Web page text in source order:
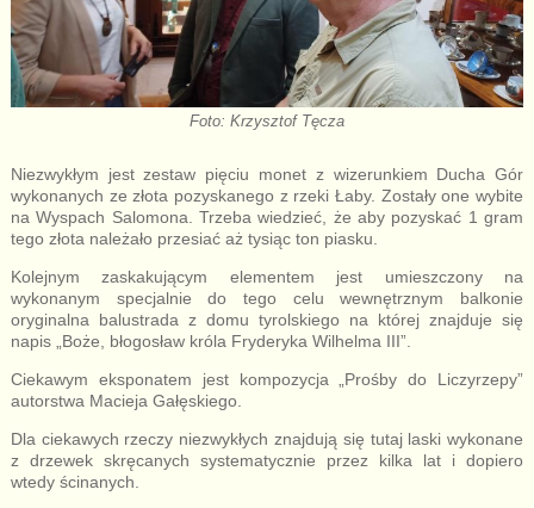
Foto: Krzysztof Tęcza
Niezwykłym jest zestaw pięciu monet z wizerunkiem Ducha Gór
wykonanych ze złota pozyskanego z rzeki Łaby. Zostały one wybite
na Wyspach Salomona. Trzeba wiedzieć, że aby pozyskać 1 gram
tego złota należało przesiać aż tysiąc ton piasku.
Kolejnym zaskakującym elementem jest umieszczony na
wykonanym specjalnie do tego celu wewnętrznym balkonie
oryginalna balustrada z domu tyrolskiego na której znajduje się
napis „Boże, błogosław króla Fryderyka Wilhelma III”.
Ciekawym eksponatem jest kompozycja „Prośby do Liczyrzepy”
autorstwa Macieja Gałęskiego.
Dla ciekawych rzeczy niezwykłych znajdują się tutaj laski wykonane
z drzewek skręcanych systematycznie przez kilka lat i dopiero
wtedy ścinanych.